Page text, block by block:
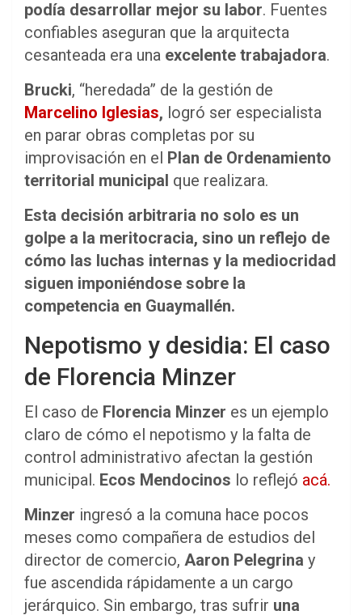
podía desarrollar mejor su labor. Fuentes
confiables aseguran que la arquitecta
cesanteada era una excelente trabajadora.
Brucki, “heredada” de la gestión de
Marcelino Iglesias, logró ser especialista
en parar obras completas por su
improvisación en el Plan de Ordenamiento
territorial municipal que realizara.
Esta decisión arbitraria no solo es un
golpe a la meritocracia, sino un reflejo de
cómo las luchas internas y la mediocridad
siguen imponiéndose sobre la
competencia en Guaymallén.
Nepotismo y desidia: El caso
de Florencia Minzer
El caso de Florencia Minzer es un ejemplo
claro de cómo el nepotismo y la falta de
control administrativo afectan la gestión
municipal. Ecos Mendocinos lo reflejó acá.
Minzer ingresó a la comuna hace pocos
meses como compañera de estudios del
director de comercio, Aaron Pelegrina y
fue ascendida rápidamente a un cargo
jerárquico. Sin embargo, tras sufrir una